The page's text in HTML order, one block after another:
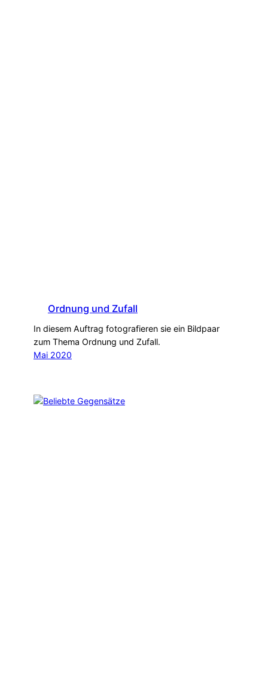
Ordnung und Zufall
In diesem Auftrag fotografieren sie ein Bildpaar
zum Thema Ordnung und Zufall.
Mai 2020